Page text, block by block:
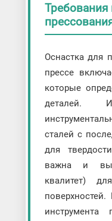
Требования
Оснастка для
прессе
которые
деталей.
сталей с
для
важна и
квалитет)